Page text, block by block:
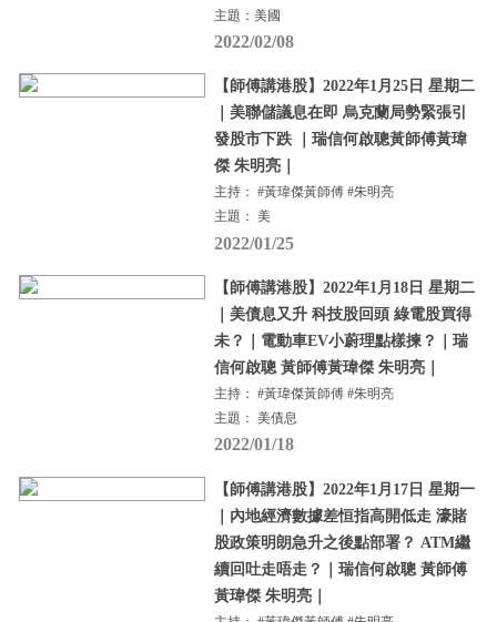
主題：美國
2022/02/08
【師傅講港股】2022年1月25日 星期二
｜美聯儲議息在即 烏克蘭局勢緊張引
發股市下跌 ｜瑞信何啟聰黃師傅黃瑋
傑 朱明亮｜
主持： #黃瑋傑黃師傅 #朱明亮
主題： 美
2022/01/25
【師傅講港股】2022年1月18日 星期二
｜美債息又升 科技股回頭 綠電股買得
未？｜電動車EV小蔚理點樣揀？｜瑞
信何啟聰 黃師傅黃瑋傑 朱明亮｜
主持： #黃瑋傑黃師傅 #朱明亮
主題： 美債息
2022/01/18
【師傅講港股】2022年1月17日 星期一
｜內地經濟數據差恒指高開低走 濠賭
股政策明朗急升之後點部署？ ATM繼
續回吐走唔走？｜瑞信何啟聰 黃師傅
黃瑋傑 朱明亮｜